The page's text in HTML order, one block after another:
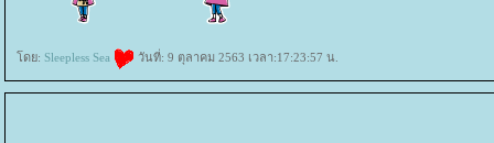
ดย: Sleepless Sea วันที่: 9 ตุลาคม 2563 เวลา:17:23:57 น.